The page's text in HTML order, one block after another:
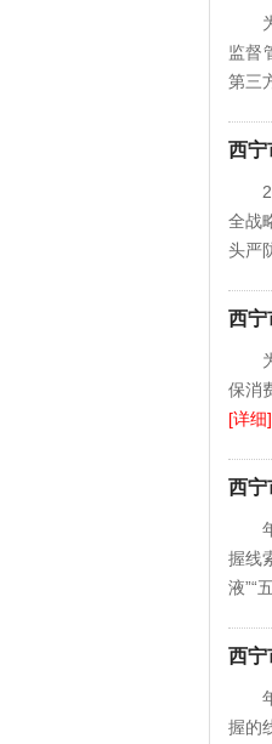
监督
第三
西宁
全战
头严
西宁
保消
[详细]
西宁
握线
液”“
西宁
握的